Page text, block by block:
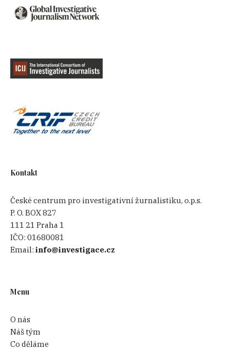
Kontakt
České centrum pro investigativní žurnalistiku, o.p.s.
P. O. BOX 827
111 21 Praha 1
IČO:01680081
Email:info@investigace.cz
Menu
O nás
Náš tým
Co děláme